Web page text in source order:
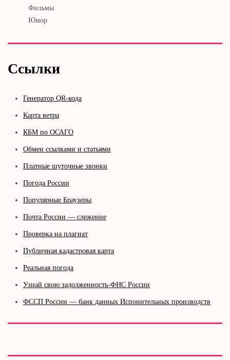
Фильмы
Юмор
Ссылки
Генератор QR-кода
Карта ветра
КБМ по ОСАГО
Обмен ссылками и статьями
Платные шуточные звонки
Погода России
Популярные Браузеры
Почта России — слежение
Проверка на плагиат
Публичная кадастровая карта
Реальная погода
Узнай свою задолженность-ФНС России
ФССП России — банк данных Испонительных производств